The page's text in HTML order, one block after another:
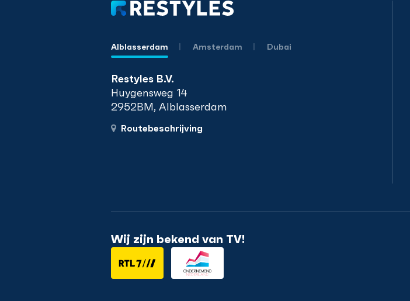
Alblasserdam Amsterdam Dubai
Restyles B.V.
Huygensweg 14
2952BM, Alblasserdam
Routebeschrijving
Wij zijn bekend van TV!